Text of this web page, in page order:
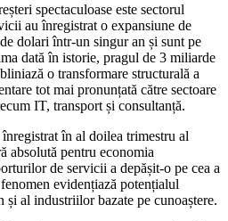
spectaculoase este sectorul
au înregistrat o expansiune de
dolari într-un singur an și sunt pe
dată în istorie, pragul de 3 miliarde
o transformare structurală a
tot mai pronunțată către sectoare
IT, transport și consultanță.
în al doilea trimestru al
absolută pentru economia
de servicii a depășit-o pe cea a
evidențiază potențialul
al industriilor bazate pe cunoaștere.